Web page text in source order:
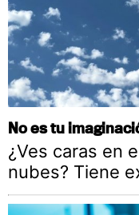
No es tu
¿Ves caras en
nubes? Tiene